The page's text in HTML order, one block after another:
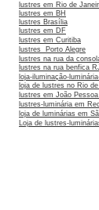
lustres em Rio de
lustres em BH
lustres Brasília
lustres em DF
lustres em Curitiba
lustres Porto Alegre
lustres na rua da
lustres na rua benfica
loja-iluminação-
loja de lustres no Rio
lustres em João Pessoa
lustres-luminária em
loja de luminárias em
Loja de lustres-